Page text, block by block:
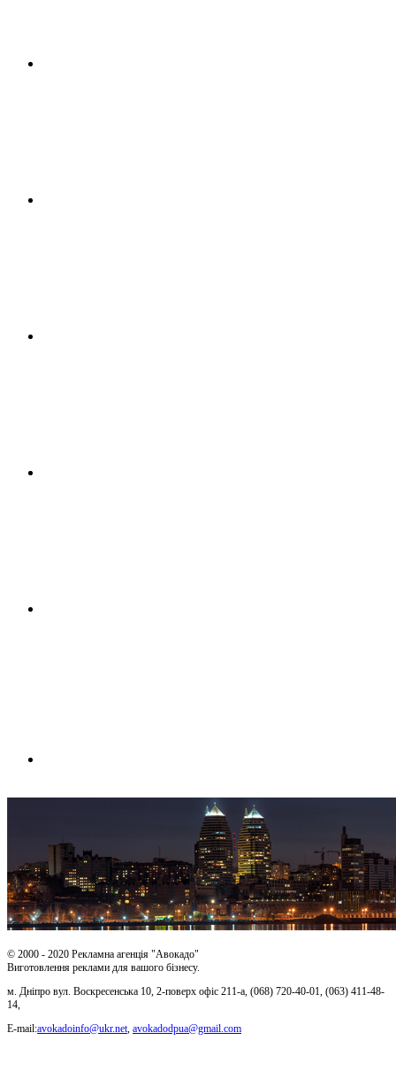
© 2000 - 2020 Рекламна агенція "Авокадо"
Виготовлення реклами для вашого бізнесу.
м. Дніпро вул. Воскресенська 10, 2-поверх офіс 211-а, (068) 720-40-01, (063) 411-48-
14,
Е-mail:avokadoinfo@ukr.net, avokadodpua@gmail.com